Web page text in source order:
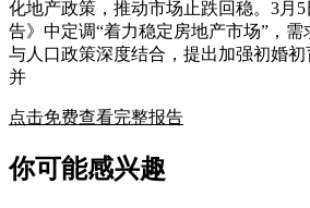
化地产政策，推动市场止跌回稳。3月
告》中定调“着力稳定房地产市场”，
与人口政策深度结合，提出加强初婚初
并
点击免费查看完整报告
你可能感兴趣